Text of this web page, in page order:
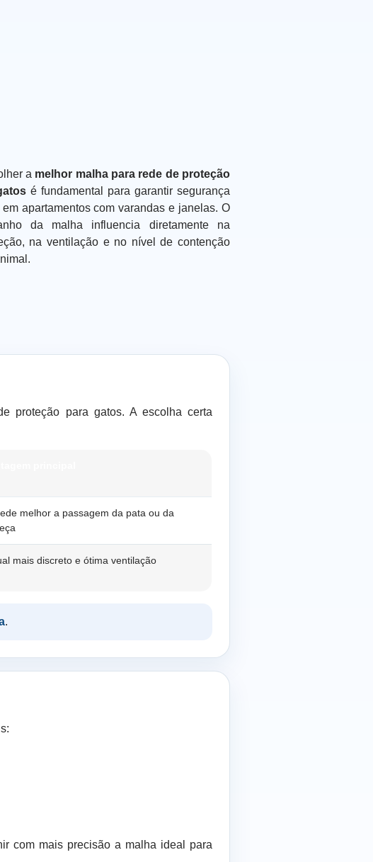
a melhor malha para rede de proteção
é fundamental para garantir segurança
em apartamentos com varandas e janelas. O
da malha influencia diretamente na
na ventilação e no nível de contenção
proteção para gatos. A escolha certa
melhor a passagem da pata ou da
mais discreto e ótima ventilação
.
com mais precisão a malha ideal para